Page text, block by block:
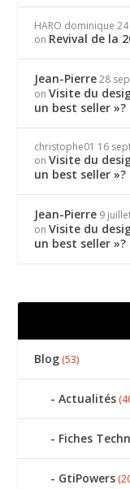
HARO dominique
on Revival de la
Jean-Pierre 28
onVisite du
un best seller »?
christophe01 16
onVisite du
un best seller »?
Jean-Pierre 9
onVisite du
un best seller »?
Blog (53)
Actualités
Fiches
GtiPowers